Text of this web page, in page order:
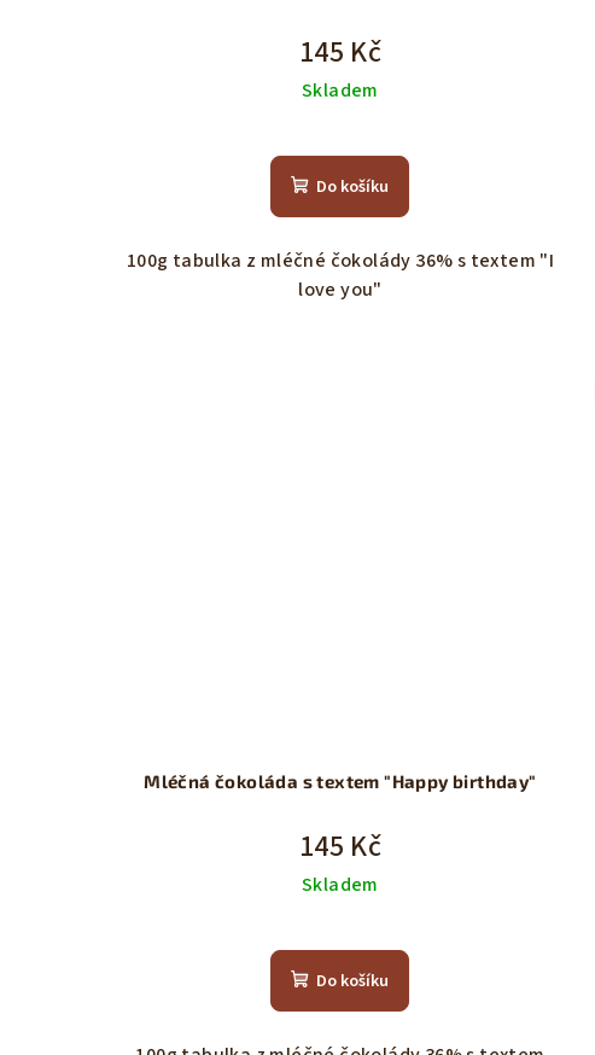
145 Kč
Skladem
Do košíku
100g tabulka z mléčné čokolády 36% s textem "I
love you"
Mléčná čokoláda s textem "Happy birthday"
145 Kč
Skladem
Do košíku